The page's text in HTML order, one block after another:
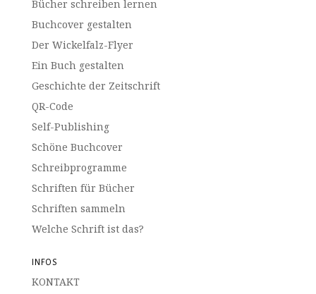
Bücher schreiben lernen
Buchcover gestalten
Der Wickelfalz-Flyer
Ein Buch gestalten
Geschichte der Zeitschrift
QR-Code
Self-Publishing
Schöne Buchcover
Schreibprogramme
Schriften für Bücher
Schriften sammeln
Welche Schrift ist das?
INFOS
KONTAKT